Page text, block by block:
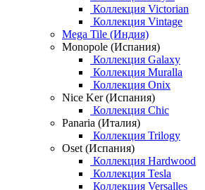
Коллекция Victorian
Коллекция Vintage
Mega Tile (Индия)
Monopole (Испания)
Коллекция Galaxy
Коллекция Muralla
Коллекция Onix
Nice Ker (Испания)
Коллекция Chic
Panaria (Италия)
Коллекция Trilogy
Oset (Испания)
Коллекция Hardwood
Коллекция Tesla
Коллекция Versalles